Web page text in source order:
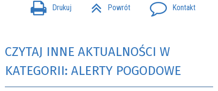
Drukuj Powrót Kontakt
CZYTAJ INNE AKTUALNOŚCI W
KATEGORII: ALERTY POGODOWE